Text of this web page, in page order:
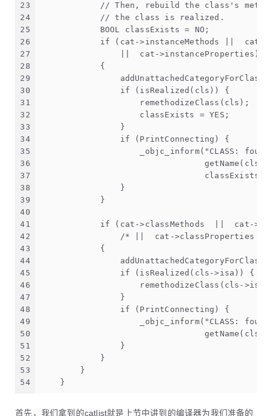
23
24
25
26
27
28
29
30
31
32
33
34
35
36
37
38
39
40
41
42
43
44
45
46
47
48
49
50
51
52
53
54
// Then, rebuild the class's
            // the class is realized.
            BOOL classExists = NO;
if (cat->instanceMethods ||  cat-
                ||  cat->instanceProperties)
            {
                if (isRealized(cls)) {
                    remethodizeClass(cls);
                    classExists = YES;
                }
                if (PrintConnecting) {
_objc_inform("CLASS:
getName(cls),
classExists
                }
            }
if (cat->classMethods  ||  cat-
/* ||  cat->classProperties */
            {
                if (isRealized(cls->isa)) {
remethodizeClass(cls-
                }
                if (PrintConnecting) {
_objc_inform("CLASS:
                }
            }
        }
    }
首先，我们拿到的catlist就是上节中讲到的编译器为我们准备的